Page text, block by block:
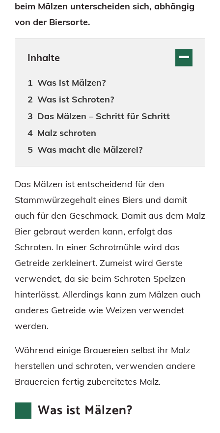
beim Mälzen unterscheiden sich, abhängig
von der Biersorte.
Inhalte
Was ist Mälzen?
Was ist Schroten?
Das Mälzen – Schritt für Schritt
Malz schroten
Was macht die Mälzerei?
Das Mälzen ist entscheidend für den
Stammwürzegehalt eines Biers und damit
auch für den Geschmack. Damit aus dem Malz
Bier gebraut werden kann, erfolgt das
Schroten. In einer Schrotmühle wird das
Getreide zerkleinert. Zumeist wird Gerste
verwendet, da sie beim Schroten Spelzen
hinterlässt. Allerdings kann zum Mälzen auch
anderes Getreide wie Weizen verwendet
werden.
Während einige Brauereien selbst ihr Malz
herstellen und schroten, verwenden andere
Brauereien fertig zubereitetes Malz.
Was ist Mälzen?